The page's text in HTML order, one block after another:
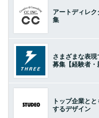
アートディレ
集
さまざまな表
募集【経験者・
トップ企業と
するデザイン